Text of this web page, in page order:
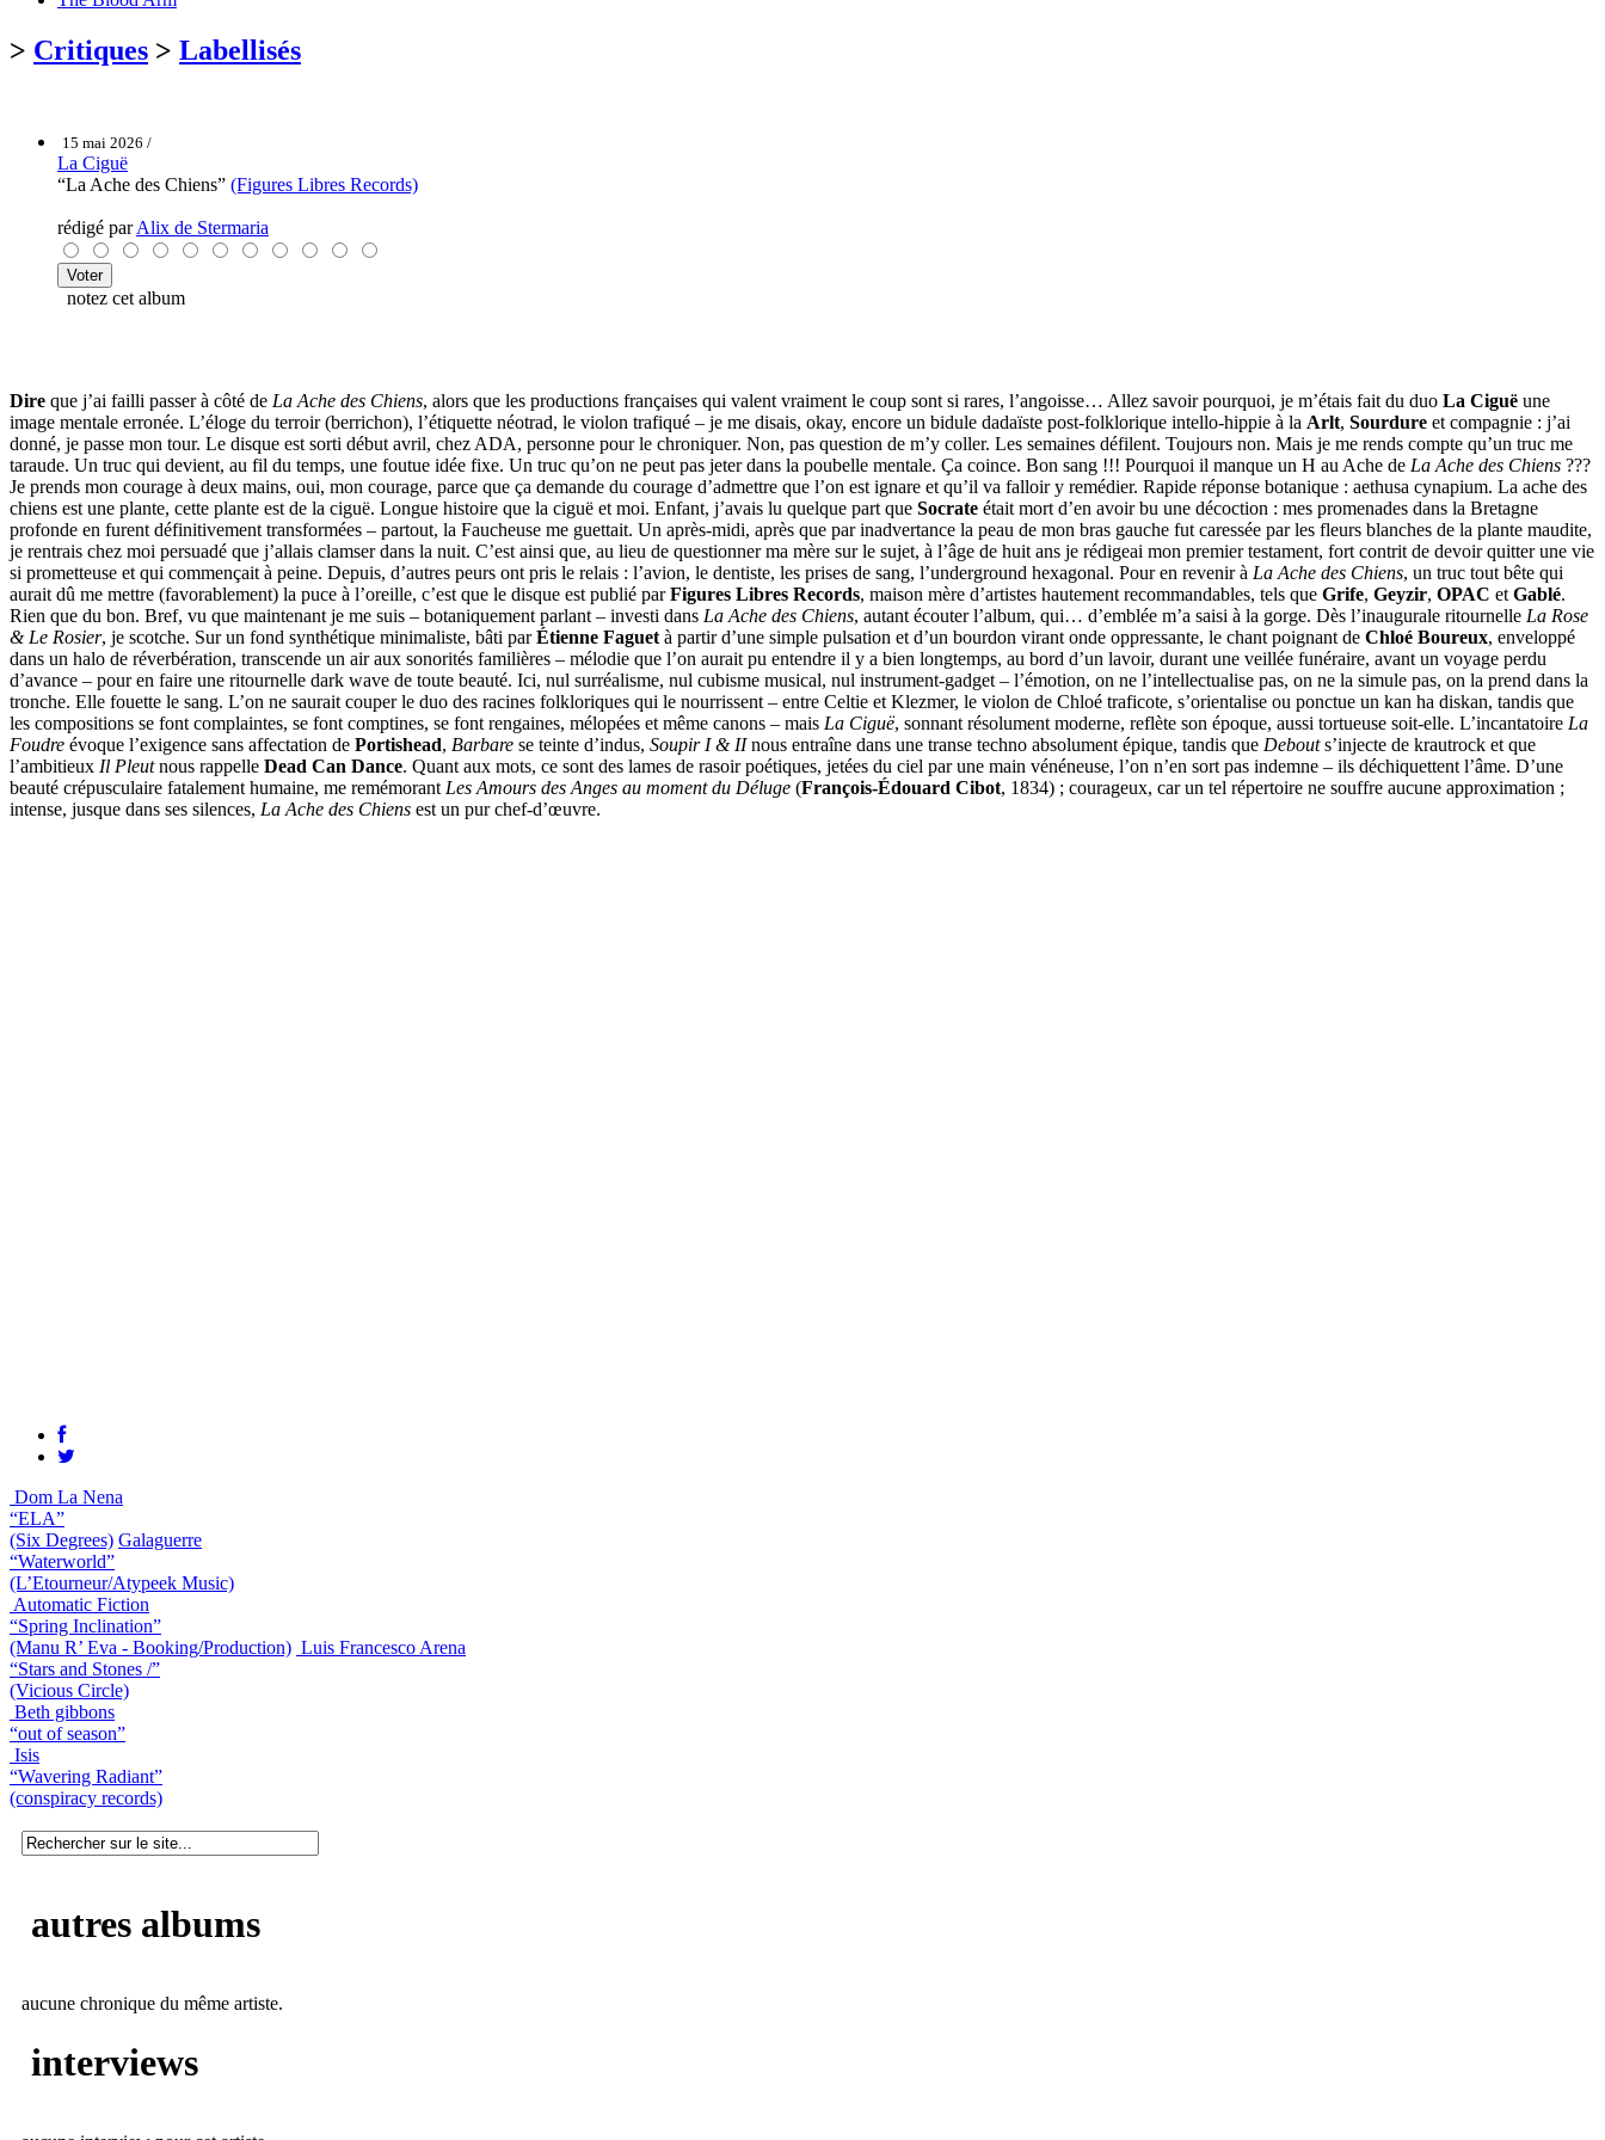
> Critiques > Labellisés
15 mai 2026 /
La Ciguë
“La Ache des Chiens” (Figures Libres Records)
rédigé parAlix de Stermaria
notez cet album
Dire que j’ai failli passer à côté de La Ache des Chiens, alors que les productions françaises qui valent vraiment le coup sont si rares, l’angoisse… Allez savoir pourquoi, je m’étais fait du duo La Ciguë une
image mentale erronée. L’éloge du terroir (berrichon), l’étiquette néotrad, le violon trafiqué – je me disais, okay, encore un bidule dadaïste post-folklorique intello-hippie à la Arlt, Sourdure et compagnie : j’ai
donné, je passe mon tour. Le disque est sorti début avril, chez ADA, personne pour le chroniquer. Non, pas question de m’y coller. Les semaines défilent. Toujours non. Mais je me rends compte qu’un truc me
taraude. Un truc qui devient, au fil du temps, une foutue idée fixe. Un truc qu’on ne peut pas jeter dans la poubelle mentale. Ça coince. Bon sang !!! Pourquoi il manque un H au Ache de La Ache des Chiens ???
Je prends mon courage à deux mains, oui, mon courage, parce que ça demande du courage d’admettre que l’on est ignare et qu’il va falloir y remédier. Rapide réponse botanique : aethusa cynapium. La ache des
chiens est une plante, cette plante est de la ciguë. Longue histoire que la ciguë et moi. Enfant, j’avais lu quelque part que Socrate était mort d’en avoir bu une décoction : mes promenades dans la Bretagne
profonde en furent définitivement transformées – partout, la Faucheuse me guettait. Un après-midi, après que par inadvertance la peau de mon bras gauche fut caressée par les fleurs blanches de la plante maudite,
je rentrais chez moi persuadé que j’allais clamser dans la nuit. C’est ainsi que, au lieu de questionner ma mère sur le sujet, à l’âge de huit ans je rédigeai mon premier testament, fort contrit de devoir quitter une vie
si prometteuse et qui commençait à peine. Depuis, d’autres peurs ont pris le relais : l’avion, le dentiste, les prises de sang, l’underground hexagonal. Pour en revenir à La Ache des Chiens, un truc tout bête qui
aurait dû me mettre (favorablement) la puce à l’oreille, c’est que le disque est publié parFigures Libres Records, maison mère d’artistes hautement recommandables, tels que Grife, Geyzir, OPAC et Gablé.
Rien que du bon. Bref, vu que maintenant je me suis – botaniquement parlant – investi dans La Ache des Chiens, autant écouter l’album, qui… d’emblée m’a saisi à la gorge. Dès l’inaugurale ritournelle La Rose
& Le Rosier, je scotche. Sur un fond synthétique minimaliste, bâti parÉtienne Faguet à partir d’une simple pulsation et d’un bourdon virant onde oppressante, le chant poignant de Chloé Boureux, enveloppé
dans un halo de réverbération, transcende un air aux sonorités familières – mélodie que l’on aurait pu entendre il y a bien longtemps, au bord d’un lavoir, durant une veillée funéraire, avant un voyage perdu
d’avance – pour en faire une ritournelle dark wave de toute beauté. Ici, nul surréalisme, nul cubisme musical, nul instrument-gadget – l’émotion, on ne l’intellectualise pas, on ne la simule pas, on la prend dans la
tronche. Elle fouette le sang. L’on ne saurait couper le duo des racines folkloriques qui le nourrissent – entre Celtie et Klezmer, le violon de Chloé traficote, s’orientalise ou ponctue un kan ha diskan, tandis que
les compositions se font complaintes, se font comptines, se font rengaines, mélopées et même canons – mais La Ciguë, sonnant résolument moderne, reflète son époque, aussi tortueuse soit-elle. L’incantatoire La
Foudre évoque l’exigence sans affectation de Portishead, Barbare se teinte d’indus, Soupir I & IInous entraîne dans une transe techno absolument épique, tandis que Debouts’injecte de krautrock et que
l’ambitieux Il Pleutnous rappelle Dead Can Dance. Quant aux mots, ce sont des lames de rasoir poétiques, jetées du ciel par une main vénéneuse, l’on n’en sort pas indemne – ils déchiquettent l’âme. D’une
beauté crépusculaire fatalement humaine, me remémorant Les Amours des Anges au moment du Déluge (François-Édouard Cibot, 1834) ; courageux, car un tel répertoire ne souffre aucune approximation ;
intense, jusque dans ses silences, La Ache des Chiens est un pur chef-d’œuvre.
Dom La Nena
“ELA”
(Six Degrees) Galaguerre
“Waterworld”
(L’Etourneur/Atypeek Music)
Automatic Fiction
“Spring Inclination”
(Manu R’ Eva - Booking/Production) Luis Francesco Arena
“Stars and Stones /”
(Vicious Circle)
Beth gibbons
“out of season”
Isis
“Wavering Radiant”
(conspiracy records)
autres albums
aucune chronique du même artiste.
interviews